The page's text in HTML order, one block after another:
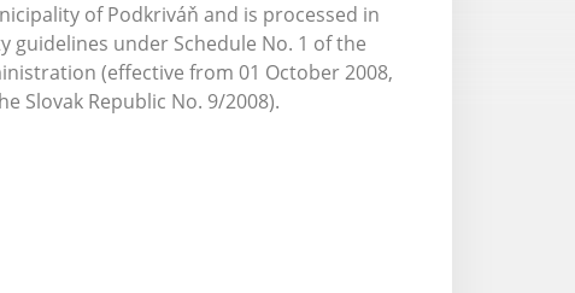
of Podkriváň and is processed in
under Schedule No. 1 of the
(effective from 01 October 2008,
Slovak Republic No. 9/2008).